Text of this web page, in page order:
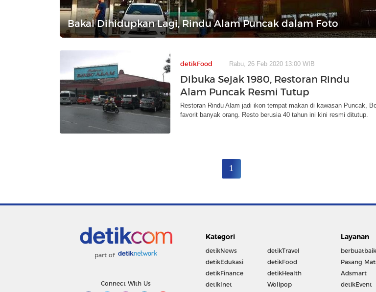
Bakal Dihidupkan Lagi, Rindu Alam Puncak dalam Foto
detikFood Rabu, 26 Feb 2020 13:00 WIB
Dibuka Sejak 1980, Restoran Rindu
Alam Puncak Resmi Tutup
Restoran Rindu Alam jadi ikon tempat makan di kawasan Puncak,
favorit banyak orang. Resto berusia 40 tahun ini kini resmi ditutup.
1
part of
Connect With Us
Kategori
detikNews
detikEdukasi
detikFinance
detikInet
detikTravel
detikFood
detikHealth
Wolipop
Layanan
Pasang
Adsmart
detikEvent